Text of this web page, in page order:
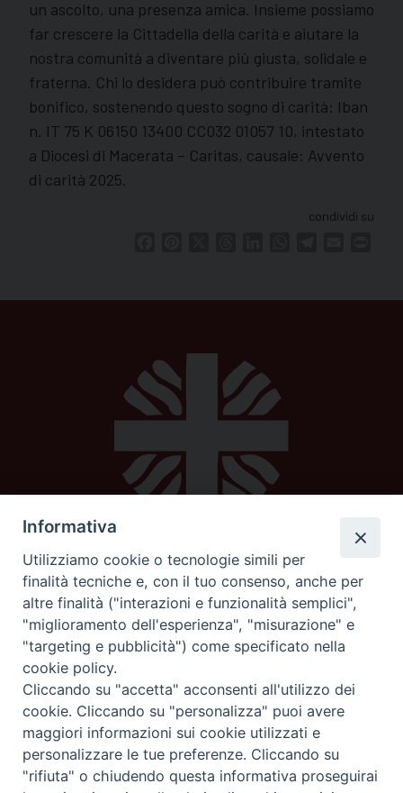
un ascolto, una presenza amica. Insieme possiamo
far crescere la Cittadella della carità e aiutare la
nostra comunità a diventare più giusta, solidale e
fraterna. Chi lo desidera può contribuire tramite
bonifico, sostenendo questo sogno di carità: Iban
n. IT 75 K 06150 13400 CC032 01057 10, intestato
a Diocesi di Macerata – Caritas, causale: Avvento
di carità 2025.
condividi su
Caritas diocesana
Piazza Strambi 4
62100 Macerata
telefono 0733232795
mail:caritas@diocesimacerata.it
seguici su
Informativa
Utilizziamo cookie o tecnologie simili per
finalità tecniche e, con il tuo consenso, anche per
altre finalità ("interazioni e funzionalità semplici",
"miglioramento dell'esperienza", "misurazione" e
"targeting e pubblicità") come specificato nella
cookie policy.
Cliccando su "accetta" acconsenti all'utilizzo dei
cookie. Cliccando su "personalizza" puoi avere
maggiori informazioni sui cookie utilizzati e
personalizzare le tue preferenze. Cliccando su
"rifiuta" o chiudendo questa informativa proseguirai